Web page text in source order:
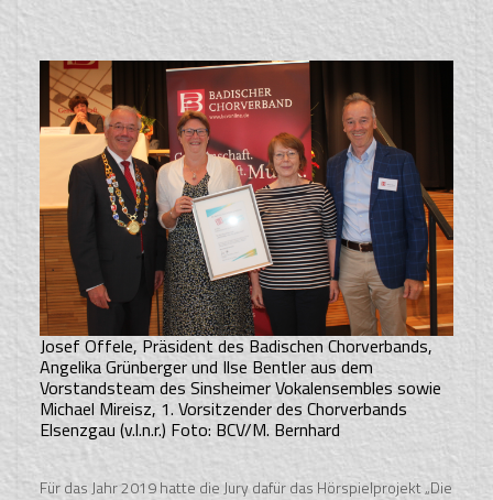
Josef Offele, Präsident des Badischen Chorverbands,
Angelika Grünberger und Ilse Bentler aus dem
Vorstandsteam des Sinsheimer Vokalensembles sowie
Michael Mireisz, 1. Vorsitzender des Chorverbands
Elsenzgau (v.l.n.r.) Foto: BCV/M. Bernhard
Für das Jahr 2019 hatte die Jury dafür das Hörspielprojekt „Die